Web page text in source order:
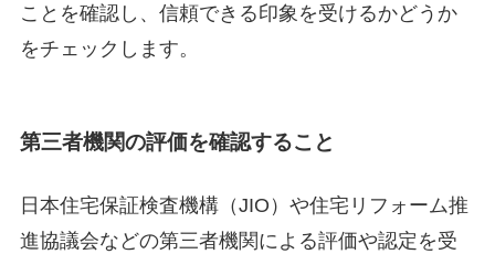
ことを確認し、信頼できる印象を受けるかどうか
をチェックします。
第三者機関の評価を確認すること
日本住宅保証検査機構（JIO）や住宅リフォーム推
進協議会などの第三者機関による評価や認定を受